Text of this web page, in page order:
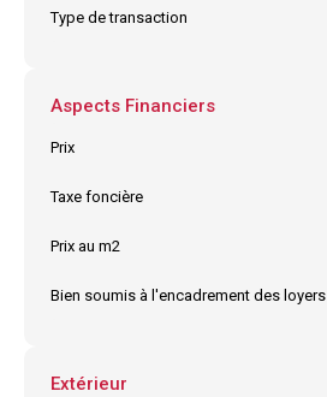
Type de transaction
Aspects Financiers
Prix
Taxe foncière
Prix au m2
Bien soumis à l'encadrement des loyers
Extérieur